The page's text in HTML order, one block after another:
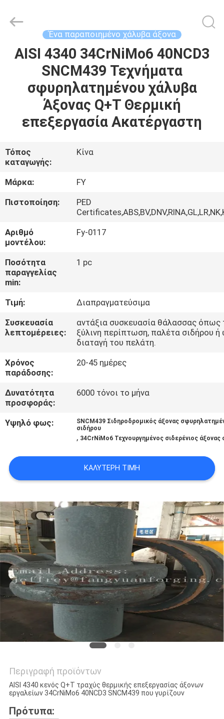
ΣΠΊΤΙ
ΠΡΟΪΌΝΤΑ
ΒΊΝΤΕΟ
ΠΕΡΊΠΟΥ
ΕΜΕΊΣ
ΓΎΡΟΣ
ΕΡΓΟΣΤΑΣΊΩΝ
ΠΟΙΟΤΙΚΌΣ
ΈΛΕΓΧΟΣ
ΜΑΣ
ΣΕ
ΜΕ
ΕΙΔΉΣΕΙΣ
ΖΗΤΉΣΤΕ
ΑΠΌΣΠΑΣΜΑ
PRIVACY
POLICY
Flange
Reserved.
Ένα παραποιημένο χάλυβα άξονα
AISI 4340 34CrNiMo6 40NCD3
SNCM439 Τεχνήματα
σφυρηλατημένου χάλυβα
Άξονας Q+T Θερμική
επεξεργασία Ακατέργαστη
Τόπος
καταγωγής:
Κίνα
Μάρκα:
FY
Πιστοποίηση:
PED
Αριθμό
μοντέλου:
Fy-0117
Ποσότητα
παραγγελίας
min:
1 pc
Τιμή:
Διαπραγματεύσιμα
Συσκευασία
λεπτομέρειες:
αντάξια συσκευασία θάλασσας όπως
ξύλινη περίπτωση, παλέτα σιδήρου ή
διαταγή του πελάτη.
Χρόνος
παράδοσης:
20-45 ημέρες
Δυνατότητα
προσφοράς:
6000 τόνοι το μήνα
Υψηλό φως:
SNCM439 Σιδηροδρομικός άξονας
σιδήρου
, 34CrNiMo6 Τεχνουργημένος σιδερένιος άξονας
ΚΑΛΎΤΕΡΗ ΤΙΜΉ
Περιγραφή προϊόντων
AISI 4340 κενός Q+T τραχύς θερμικής επεξεργασίας άξονων
εργαλείων 34CrNiMo6 40NCD3 SNCM439 που γυρίζουν
Πρότυπα: